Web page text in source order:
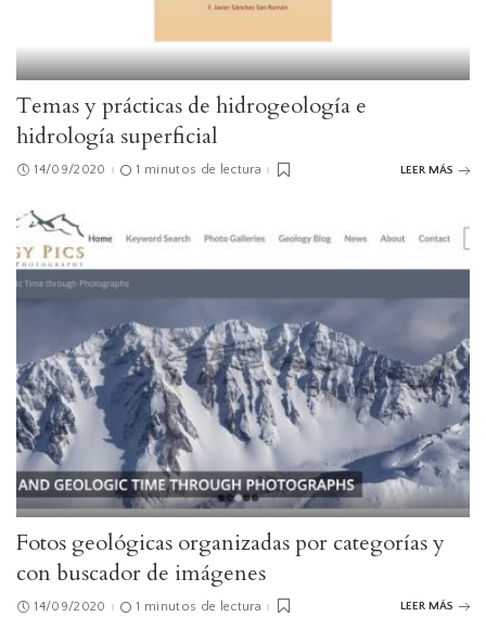
Temas y prácticas de hidrogeología e
hidrología superficial
14/09/2020 1 minutos de lectura LEER MÁS
Fotos geológicas organizadas por categorías y
con buscador de imágenes
14/09/2020 1 minutos de lectura LEER MÁS